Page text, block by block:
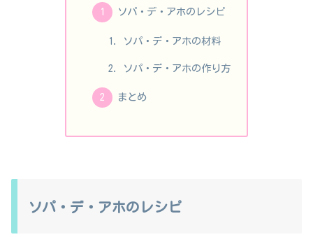
ソパ・デ・アホのレシピ
ソパ・デ・アホの材料
ソパ・デ・アホの作り方
まとめ
ソパ・デ・アホのレシピ